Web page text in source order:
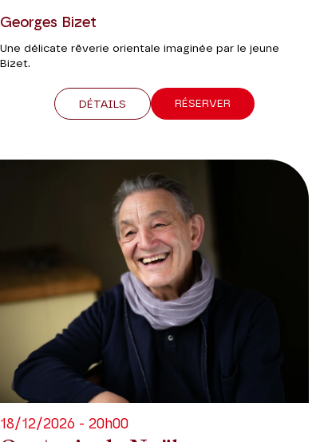
Georges Bizet
Une délicate rêverie orientale imaginée par le jeune
Bizet.
DÉTAILS RÉSERVER
18/12/2026 - 20h00